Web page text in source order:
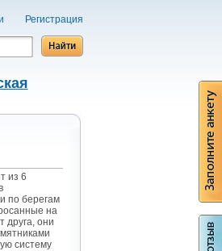
Регистрация
из 6
по берегам
на
друга, они
систему